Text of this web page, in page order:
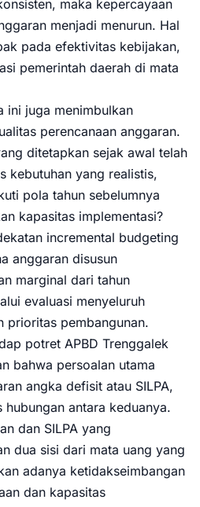
maka kepercayaan
menjadi menurun. Hal
pada efektivitas kebijakan,
pemerintah daerah di mata
ini juga menimbulkan
perencanaan anggaran.
ditetapkan sejak awal telah
kebutuhan yang realistis,
pola tahun sebelumnya
kapasitas implementasi?
incremental budgeting
anggaran disusun
marginal dari tahun
evaluasi menyeluruh
prioritas pembangunan.
potret APBD Trenggalek
bahwa persoalan utama
angka defisit atau SILPA,
antara keduanya.
dan SILPA yang
dua sisi dari mata uang yang
adanya ketidakseimbangan
dan kapasitas